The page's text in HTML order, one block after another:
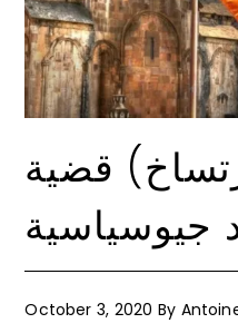
قضية
جيوسياسية
October 3, 2020 By